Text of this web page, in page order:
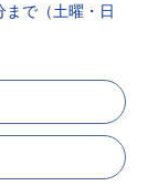
で（土曜・日